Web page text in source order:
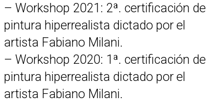
– Workshop 2021: 2ª. certificación de
pintura hiperrealista dictado por el
artista Fabiano Milani.
– Workshop 2020: 1ª. certificación de
pintura hiperrealista dictado por el
artista Fabiano Milani.